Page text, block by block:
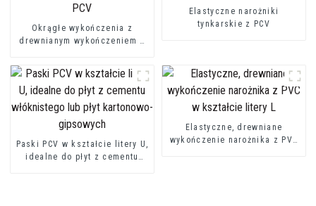
Okrągłe wykończenia z
drewnianym wykończeniem z
Elastyczne narożniki
tynkarskie z PCV
Paski PCV w kształcie litery U,
idealne do płyt z cementu
Elastyczne, drewniane
wykończenie narożnika z PVC